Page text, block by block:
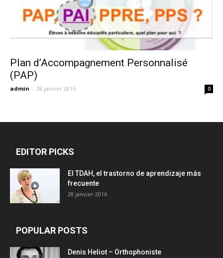
Plan d’Accompagnement Personnalisé
(PAP)
admin - 28 janvier 2016 0
EDITOR PICKS
El TDAH, el trastorno de aprendizaje más
frecuente
28 janvier 2016
POPULAR POSTS
Denis Heliot – Orthophoniste